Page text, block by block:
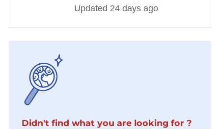
Updated 24 days ago
Didn't find what you are looking for ?